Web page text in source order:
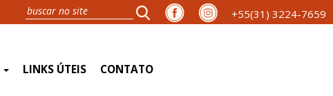
+55(31) 3224-7659
LINKS ÚTEIS CONTATO